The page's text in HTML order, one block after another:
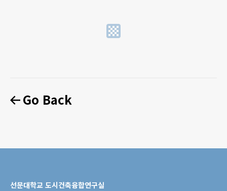
Go Back
선문대학교 도시건축융합연구실